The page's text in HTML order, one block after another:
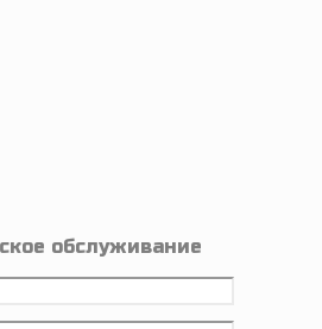
обслуживание